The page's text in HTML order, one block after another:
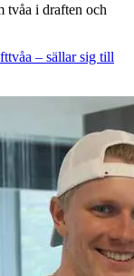
tvåa i draften och
– sällar sig till